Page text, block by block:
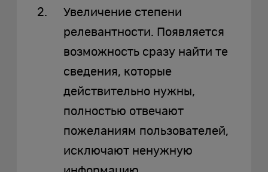
Увеличение степени
релевантности. Появляется
возможность сразу найти те
сведения, которые
действительно нужны,
полностью отвечают
пожеланиям пользователей,
исключают ненужную